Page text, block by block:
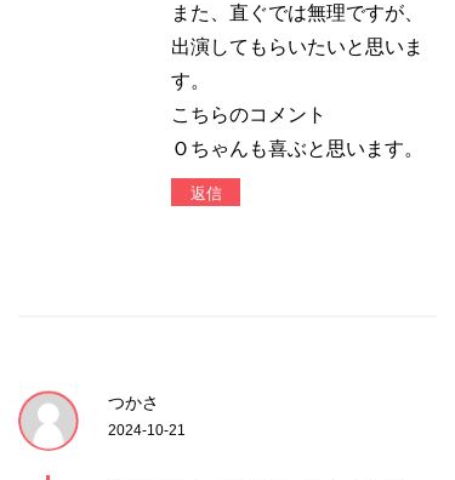
また、直ぐでは無理ですが、
出演してもらいたいと思いま
す。
こちらのコメント
Ｏちゃんも喜ぶと思います。
返信
つかさ
2024-10-21